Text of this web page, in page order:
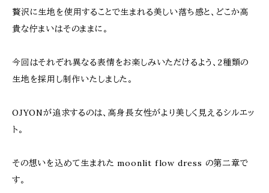
贅沢に生地を使用することで生まれる美しい落ち感と、どこか高
貴な佇まいはそのままに。
今回はそれぞれ異なる表情をお楽しみいただけるよう、2種類の
生地を採用し制作いたしました。
OJYONが追求するのは、高身長女性がより美しく見えるシルエッ
ト。
その想いを込めて生まれた moonlit flow dress の第二章で
す。